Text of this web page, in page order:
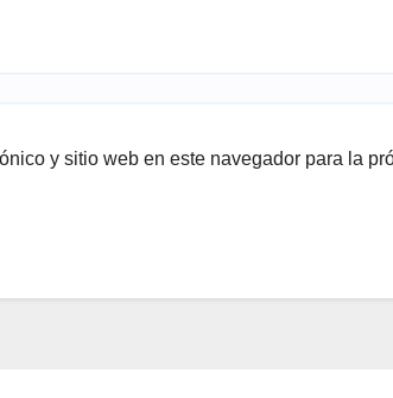
y sitio web en este navegador para la